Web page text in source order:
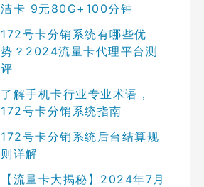
洁卡 9元80G+100分钟
172号卡分销系统有哪些优
势？2024流量卡代理平台测
评
了解手机卡行业专业术语，
172号卡分销系统指南
172号卡分销系统后台结算规
则详解
【流量卡大揭秘】2024年7月